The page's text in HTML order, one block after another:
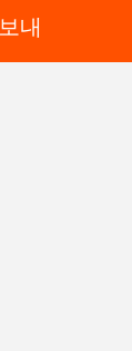
보내